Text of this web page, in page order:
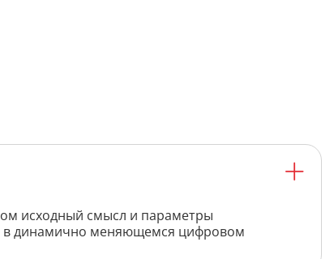
Описать внешность человека на фото
Перевести текст с фото
исходный смысл и параметры
в динамично меняющемся цифровом